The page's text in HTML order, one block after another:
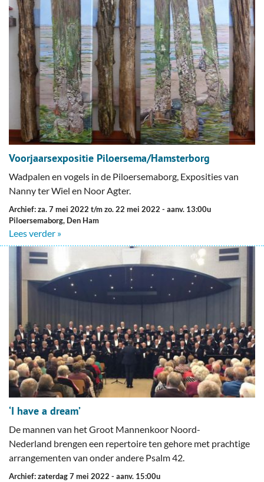
Voorjaarsexpositie Piloersema/Hamsterborg
Wadpalen en vogels in de Piloersemaborg, Exposities van
Nanny ter Wiel en Noor Agter.
Archief: za. 7 mei 2022 t/m zo. 22 mei 2022 - aanv. 13:00u
Piloersemaborg, Den Ham
Lees verder »
‘I have a dream’
De mannen van het Groot Mannenkoor Noord-
Nederland brengen een repertoire ten gehore met prachtige
arrangementen van onder andere Psalm 42.
Archief: zaterdag 7 mei 2022 - aanv. 15:00u